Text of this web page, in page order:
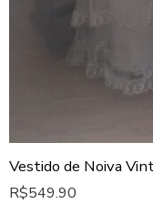
R$549.90